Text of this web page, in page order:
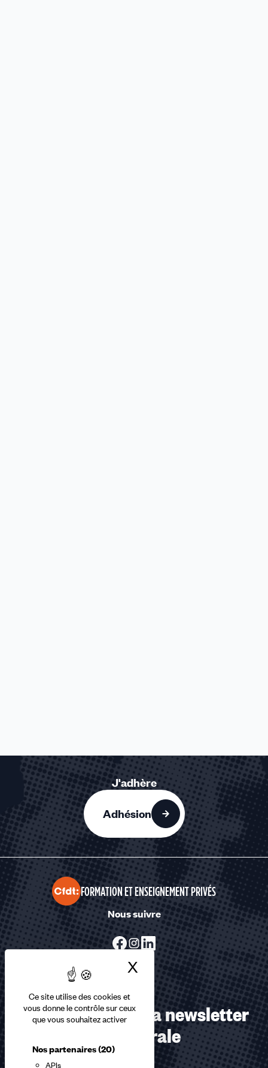
Ce site utilise des cookies et
vous donne le contrôle sur ceux
que vous souhaitez activer
Nos partenaires(20)
APIs
X Masquer le
J'adhère
Adhésion
FORMATION ET ENSEIGNEMENT PRIVÉS
Nous suivre
Abonnez-vous à la newsletter
confédérale